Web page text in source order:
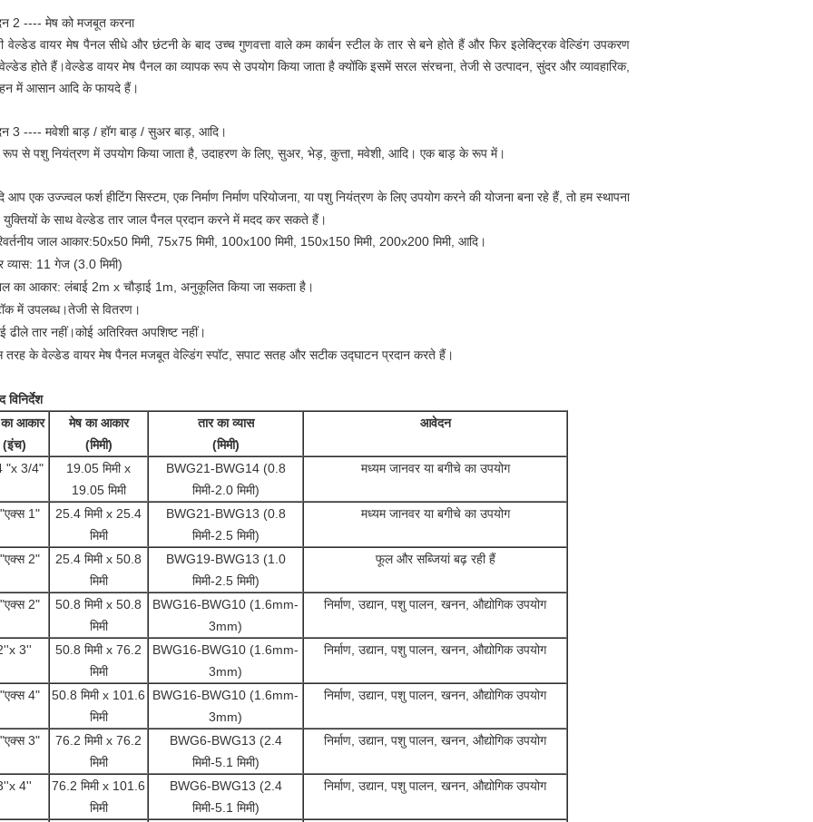
2 ---- मेष को मजबूत करना
वेल्डेड वायर मेष पैनल सीधे और छंटनी के बाद उच्च गुणवत्ता वाले कम कार्बन स्टील के तार से बने होते हैं और फिर इलेक्ट्रिक वेल्डिंग उपकरण
वेल्डेड होते हैं।वेल्डेड वायर मेष पैनल का व्यापक रूप से उपयोग किया जाता है क्योंकि इसमें सरल संरचना, तेजी से उत्पादन, सुंदर और व्यावहारिक,
में आसान आदि के फायदे हैं।
3 ---- मवेशी बाड़ / हॉग बाड़ / सुअर बाड़, आदि।
से पशु नियंत्रण में उपयोग किया जाता है, उदाहरण के लिए, सुअर, भेड़, कुत्ता, मवेशी, आदि। एक बाड़ के रूप में।
आप एक उज्ज्वल फर्श हीटिंग सिस्टम, एक निर्माण निर्माण परियोजना, या पशु नियंत्रण के लिए उपयोग करने की योजना बना रहे हैं, तो हम स्थापना
युक्तियों के साथ वेल्डेड तार जाल पैनल प्रदान करने में मदद कर सकते हैं।
जाल आकार:50x50 मिमी, 75x75 मिमी, 100x100 मिमी, 150x150 मिमी, 200x200 मिमी, आदि।
व्यास: 11 गेज (3.0 मिमी)
का आकार: लंबाई 2m x चौड़ाई 1m, अनुकूलित किया जा सकता है।
में उपलब्ध।तेजी से वितरण।
ढीले तार नहीं।कोई अतिरिक्त अपशिष्ट नहीं।
तरह के वेल्डेड वायर मेष पैनल मजबूत वेल्डिंग स्पॉट, सपाट सतह और सटीक उद्घाटन प्रदान करते हैं।
विनिर्देश
आकार
(इंच)
मेष का आकार
(मिमी)
तार का व्यास
(मिमी)
आवेदन
"x 3/4"
19.05 मिमी x
19.05 मिमी
BWG21-BWG14 (0.8
मिमी-2.0 मिमी)
मध्यम जानवर या बगीचे का उपयोग
1"
25.4 मिमी x 25.4
मिमी
BWG21-BWG13 (0.8
मिमी-2.5 मिमी)
मध्यम जानवर या बगीचे का उपयोग
2"
25.4 मिमी x 50.8
मिमी
BWG19-BWG13 (1.0
मिमी-2.5 मिमी)
फूल और सब्जियां बढ़ रही हैं
2"
50.8 मिमी x 50.8
मिमी
BWG16-BWG10 (1.6mm-
3mm)
निर्माण, उद्यान, पशु पालन, खनन, औद्योगिक उपयोग
3''
50.8 मिमी x 76.2
मिमी
BWG16-BWG10 (1.6mm-
3mm)
निर्माण, उद्यान, पशु पालन, खनन, औद्योगिक उपयोग
4"
50.8 मिमी x 101.6
मिमी
BWG16-BWG10 (1.6mm-
3mm)
निर्माण, उद्यान, पशु पालन, खनन, औद्योगिक उपयोग
3"
76.2 मिमी x 76.2
मिमी
BWG6-BWG13 (2.4
मिमी-5.1 मिमी)
निर्माण, उद्यान, पशु पालन, खनन, औद्योगिक उपयोग
4''
76.2 मिमी x 101.6
मिमी
BWG6-BWG13 (2.4
मिमी-5.1 मिमी)
निर्माण, उद्यान, पशु पालन, खनन, औद्योगिक उपयोग